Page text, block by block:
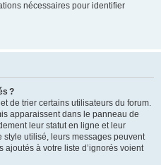
nécessaires pour identifier
?
de trier certains utilisateurs du forum.
apparaissent dans le panneau de
leur statut en ligne et leur
utilisé, leurs messages peuvent
à votre liste d’ignorés voient